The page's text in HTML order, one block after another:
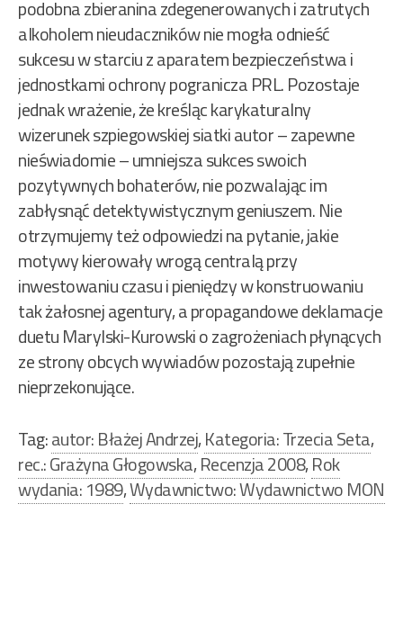
podobna zbieranina zdegenerowanych i zatrutych
alkoholem nieudaczników nie mogła odnieść
sukcesu w starciu z aparatem bezpieczeństwa i
jednostkami ochrony pogranicza PRL. Pozostaje
jednak wrażenie, że kreśląc karykaturalny
wizerunek szpiegowskiej siatki autor – zapewne
nieświadomie – umniejsza sukces swoich
pozytywnych bohaterów, nie pozwalając im
zabłysnąć detektywistycznym geniuszem. Nie
otrzymujemy też odpowiedzi na pytanie, jakie
motywy kierowały wrogą centralą przy
inwestowaniu czasu i pieniędzy w konstruowaniu
tak żałosnej agentury, a propagandowe deklamacje
duetu Marylski-Kurowski o zagrożeniach płynących
ze strony obcych wywiadów pozostają zupełnie
nieprzekonujące.
Tag:autor: Błażej Andrzej,Kategoria: Trzecia Seta,
rec.: Grażyna Głogowska,Recenzja 2008,Rok
wydania: 1989,Wydawnictwo: Wydawnictwo MON